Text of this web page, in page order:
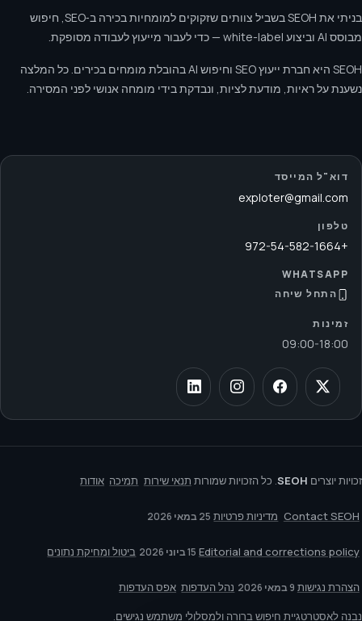
בניתי את SEOH בשביל צוותים שזקוקים למומחיות בכירה ב‑SEO, חיפוש
מבוסס AI וביצוע white-label — כדי לעבור מייעוץ לעבודה מסופקת.
SEOH היא חברת ייעוץ SEO וחיפוש AI בהובלת מומחים בכירים. כל המלצה
נשענת על ראיות, מודעת לציות, ונבדקת בידי מומחה אנושי לפני המסירה.
דוא"ל המייסד
exploter@gmail.com
טלפון
+972-54-582-1664
WHATSAPP
התחל שיחה
זמינות
09:00-18:00
זכויות יוצרים SEOH . כל הזכויות שמורות תנאי שירות תמיכה אודות
Contact SEOH מדיניות פרטיות 25 במאי 2026
Editorial and corrections policy 15 ביוני 2026 ביטול ומחיקת נתונים
הצהרת נגישות 9 במאי 2026 נהל העדפות אפס העדפות
נבנה לאסטרטגיית חיפוש ברורה ולמסלולי משתמש נגישים.